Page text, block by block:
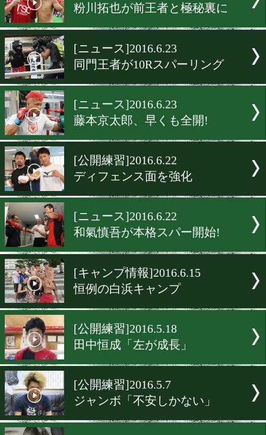
村田諒太、順調な調整
[和氣慎吾 公開練習
1ラウンド目がカギ!
[極秘スパー]2016.6.28
粉川拓也が前王者と極秘裏
[ニュース]2016.6.23
[ニュース]2016.6.23
藤本京太郎、早くも全開!
[公開練習]2016.6.22
ディフェンス面を強化